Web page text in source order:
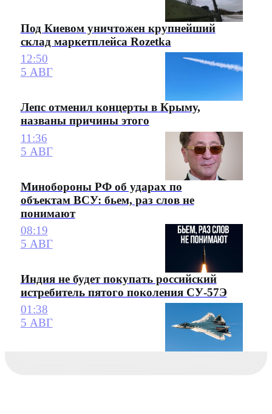
Под Киевом уничтожен крупнейший
склад маркетплейса Rozetka
12:50
5 АВГ
Лепс отменил концерты в Крыму,
названы причины этого
11:36
5 АВГ
Минобороны РФ об ударах по
объектам ВСУ: бьем, раз слов не
понимают
08:19
5 АВГ
Индия не будет покупать российский
истребитель пятого поколения СУ-57Э
01:38
5 АВГ